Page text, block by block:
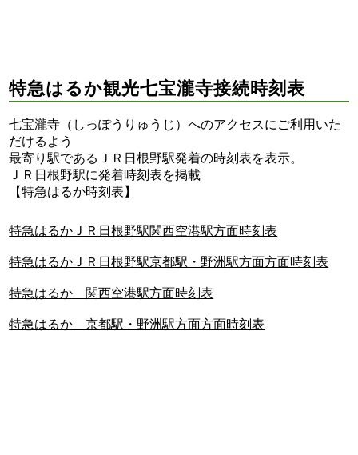
特急はるか観光七宝瀧寺接続時刻表
七宝瀧寺（しっぽうりゅうじ）へのアクセスにご利用いた
だけるよう
最寄り駅であるＪＲ日根野駅発着の時刻表を表示。
ＪＲ日根野駅に発着時刻表を掲載
【特急はるか時刻表】
特急はるかＪＲ日根野駅関西空港駅方面時刻表
特急はるかＪＲ日根野駅京都駅・野洲駅方面方面時刻表
特急はるか 関西空港駅方面時刻表
特急はるか 京都駅・野洲駅方面方面時刻表